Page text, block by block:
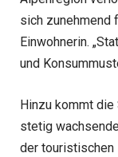
sich zunehmend
Einwohnerin.
und
Hinzu kommt
stetig
der